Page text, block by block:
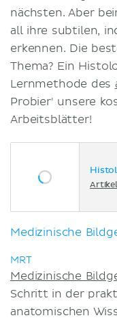
nächsten. Aber
all ihre subtilen,
erkennen. Die
Thema? Ein
Lernmethode des
Probier' unsere
Arbeitsblätter!
Medizinische
MRT
Medizinische
Schritt in der
anatomischen